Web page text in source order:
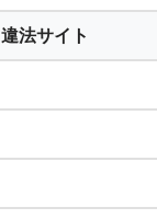
違法サイト